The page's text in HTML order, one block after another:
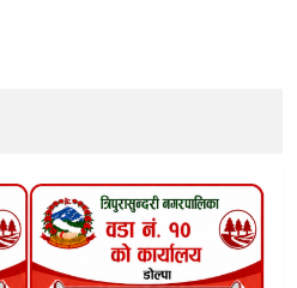
विद्यालय र स्वास्थ्य संस्थालाई घडी, पात्रो र फ्लेक्स
बजेट २७ करोड ९९ लाख:‘एक गाउँ–एक
र विद्यालय सम्मानसँगै काईकेको ३३ करोड बजेट